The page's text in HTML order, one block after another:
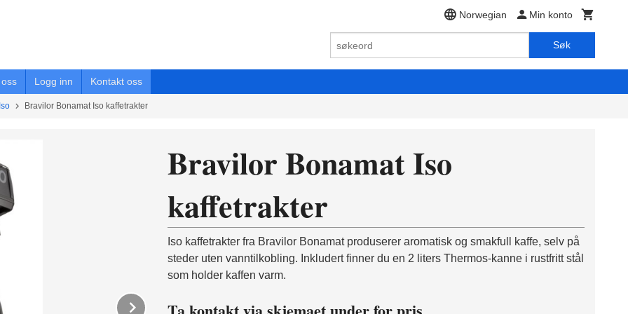
Norwegian Min konto
Søk
Logg inn Kontakt oss
Iso Bravilor Bonamat Iso kaffetrakter
Next
Bravilor Bonamat Iso
kaffetrakter
Iso kaffetrakter fra Bravilor Bonamat produserer aromatisk og smakfull kaffe, selv på
steder uten vanntilkobling. Inkludert finner du en 2 liters Thermos-kanne i rustfritt stål
som holder kaffen varm.